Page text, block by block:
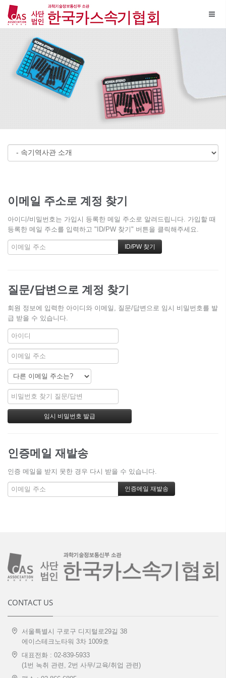
메뉴 건너뛰기
이메일 주소로 계정 찾기
아이디/비밀번호는 가입시 등록한 메일 주소로 알려드립니다. 가입할 때
등록한 메일 주소를 입력하고 "ID/PW 찾기" 버튼을 클릭해주세요.
질문/답변으로 계정 찾기
회원 정보에 입력한 아이디와 이메일, 질문/답변으로 임시 비밀번호를 발
급 받을 수 있습니다.
인증메일 재발송
인증 메일을 받지 못한 경우 다시 받을 수 있습니다.
CONTACT US
서울특별시 구로구 디지털로29길 38
에이스테크노타워 3차 1009호
대표전화 : 02-839-5933
(1번 녹취 관련, 2번 사무/교육/취업 관련)